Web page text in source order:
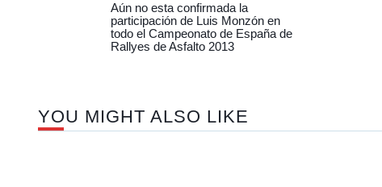
Aún no esta confirmada la
participación de Luis Monzón en
todo el Campeonato de España de
Rallyes de Asfalto 2013
YOU MIGHT ALSO LIKE